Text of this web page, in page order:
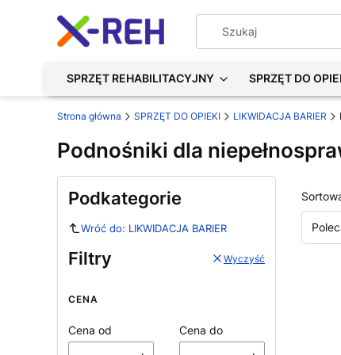
SPRZĘT REHABILITACYJNY SPRZĘT DO
Strona główna SPRZĘT DO OPIEKI LIKWIDACJA BARIER
Podnośniki dla
Podkategorie
Wróć do: LIKWIDACJA BARIER
Filtry Wyczyść
CENA
Cena od
Cena do